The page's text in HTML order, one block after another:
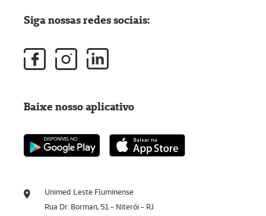
Unimed Leste Fluminense
Rua Dr. Borman, 51 - Niterói - RJ
Siga nossas redes sociais:
Baixe nosso aplicativo